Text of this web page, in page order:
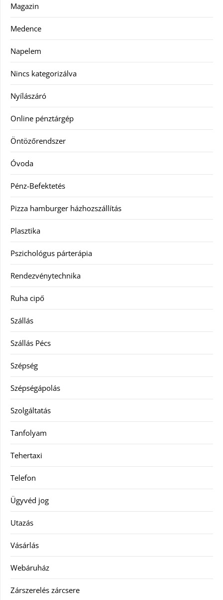
Magazin
Medence
Napelem
Nincs kategorizálva
Nyílászáró
Online pénztárgép
Öntözőrendszer
Óvoda
Pénz-Befektetés
Pizza hamburger házhozszállítás
Plasztika
Pszichológus párterápia
Rendezvénytechnika
Ruha cipő
Szállás
Szállás Pécs
Szépség
Szépségápolás
Szolgáltatás
Tanfolyam
Tehertaxi
Telefon
Ügyvéd jog
Utazás
Vásárlás
Webáruház
Zárszerelés zárcsere